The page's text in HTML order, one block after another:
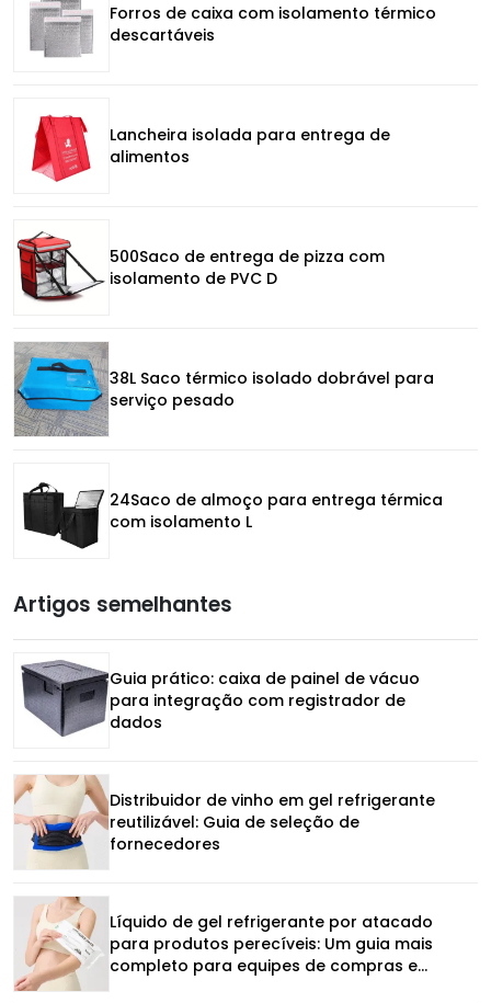
Forros de caixa com isolamento térmico
descartáveis
Lancheira isolada para entrega de
alimentos
500Saco de entrega de pizza com
isolamento de PVC D
38L Saco térmico isolado dobrável para
serviço pesado
24Saco de almoço para entrega térmica
com isolamento L
Artigos semelhantes
Guia prático: caixa de painel de vácuo
para integração com registrador de
dados
Distribuidor de vinho em gel refrigerante
reutilizável: Guia de seleção de
fornecedores
Líquido de gel refrigerante por atacado
para produtos perecíveis: Um guia mais
completo para equipes de compras e